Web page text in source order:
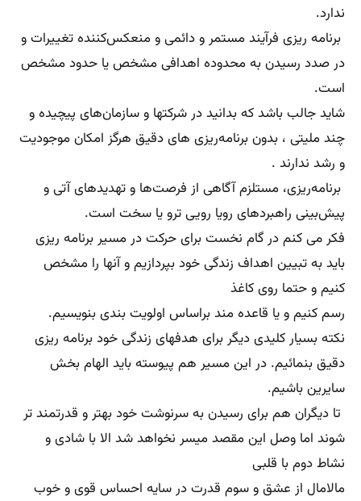
ندارد.
برنامه ریزی فرآیند مستمر و دائمی و منعکس‌کننده تغییرات و
در صدد رسیدن به محدوده اهدافی مشخص یا حدود مشخص
است.
شاید جالب باشد که بدانید در شرکتها و سازمان‌های پیچیده و
چند ملیتی ، بدون برنامه‌ریزی‌ های دقیق هرگز امکان موجودیت
و رشد ندارند .
برنامه‌ریزی، مستلزم آگاهی از فرصت‌ها و تهدیدهای آتی و
پیش‌بینی راهبردهای رویا رویی ترو یا سخت است.
فکر می کنم در گام نخست برای حرکت در مسیر برنامه ریزی
باید به تبیین اهداف زندگی خود بپردازیم و آنها را مشخص
کنیم و حتما روی کاغذ
رسم کنیم و یا قاعده مند براساس اولویت بندی بنویسیم.
نکته بسیار کلیدی دیگر برای هدفهای زندگی خود برنامه ریزی
دقیق بنمائیم. در این مسیر هم پیوسته باید الهام بخش
سایرین باشیم.
تا دیگران هم برای رسیدن به سرنوشت خود بهتر و قدرتمند تر
شوند اما وصل این مقصد میسر نخواهد شد الا با شادی و
نشاط دوم با قلبی
مالامال از عشق و سوم قدرت در سایه احساس قوی و خوب